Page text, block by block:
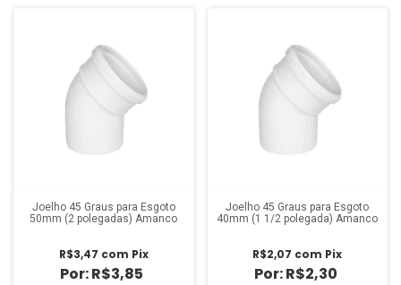
Joelho 45 Graus para Esgoto
50mm (2 polegadas) Amanco
R$3,85
R$3,47 com Pix
Joelho 45 Graus para Esgoto
40mm (1 1/2 polegada) Amanco
R$2,30
R$2,07 com Pix